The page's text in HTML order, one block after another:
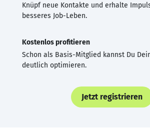
Knüpf neue Kontakte und erhalte
besseres Job-Leben.
Kostenlos profitieren
Schon als Basis-Mitglied kannst Du
deutlich optimieren.
Jetzt registrieren